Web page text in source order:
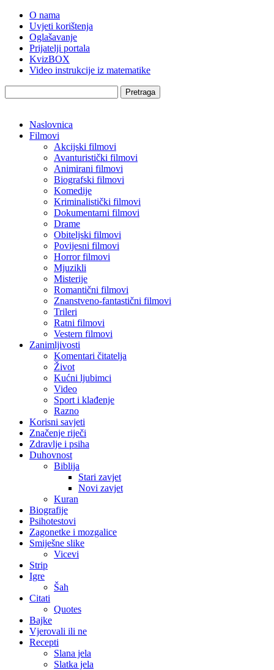
O nama
Uvjeti korištenja
Oglašavanje
Prijatelji portala
KvizBOX
Video instrukcije iz matematike
Pretraga
Naslovnica
Filmovi
Akcijski filmovi
Avanturistički filmovi
Animirani filmovi
Biografski filmovi
Komedije
Kriminalistički filmovi
Dokumentarni filmovi
Drame
Obiteljski filmovi
Povijesni filmovi
Horror filmovi
Mjuzikli
Misterije
Romantični filmovi
Znanstveno-fantastični filmovi
Trileri
Ratni filmovi
Vestern filmovi
Zanimljivosti
Komentari čitatelja
Život
Kućni ljubimci
Video
Sport i klađenje
Razno
Korisni savjeti
Značenje riječi
Zdravlje i psiha
Duhovnost
Biblija
Stari zavjet
Novi zavjet
Kuran
Biografije
Psihotestovi
Zagonetke i mozgalice
Smiješne slike
Vicevi
Strip
Igre
Šah
Citati
Quotes
Bajke
Vjerovali ili ne
Recepti
Slana jela
Slatka jela